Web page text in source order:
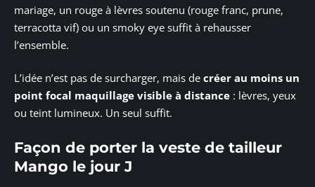
mariage, un rouge à lèvres soutenu (rouge franc, prune,
terracotta vif) ou un smoky eye suffit à rehausser
l’ensemble.
L’idée n’est pas de surcharger, mais de créer au moins un
point focal maquillage visible à distance : lèvres, yeux
ou teint lumineux. Un seul suffit.
Façon de porter la veste de tailleur
Mango le jour J